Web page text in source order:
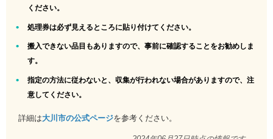
ください。
処理券は必ず見えるところに貼り付けてください。
搬入できない品目もありますので、事前に確認することをお勧めしま
す。
指定の方法に従わないと、収集が行われない場合がありますので、注
意してください。
詳細は大川市の公式ページを参考ください。